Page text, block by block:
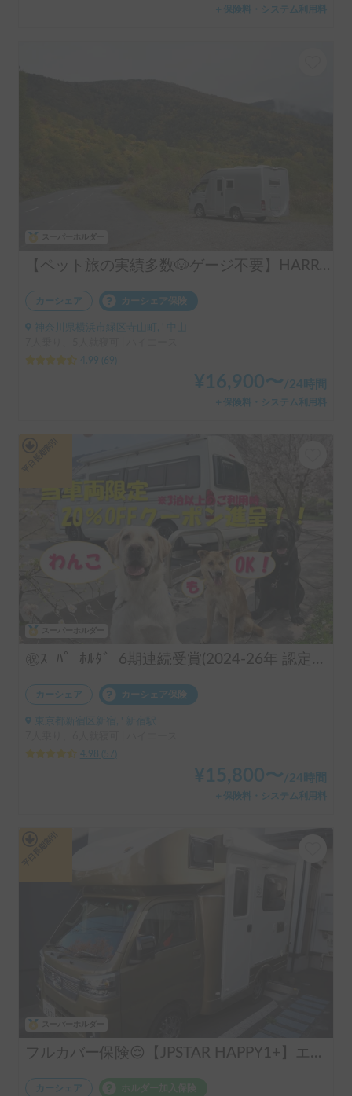
＋保険料・システム利用料
【ペット旅の実績多数🐶ゲージ不要】HARRY’s キャンピングカー 🐾 ｜ポタ電・バーベキューセット無料貸し出し🚐
カーシェア カーシェア保険
神奈川県横浜市緑区寺山町, ' 中山
4.99
69
¥ 16,900〜/24時間
＋保険料・システム利用料
㊗️ｽｰﾊﾟｰﾎﾙﾀﾞｰ6期連続受賞(2024-26年 認定実績)👑 長期のご利用実績多数♨️🐕♨️わんちゃん🆗🙆✨FFヒーターで夜はぽかぽか☕️直前予約も可能(要相談下さい)⏰全面網戸で犬も人も快適👍ファミリーも喜んで頂けます😃〈ポータブルクーラー・大容量ポータブルバッテリー・電子レンジ・天井換気ファン・冷蔵庫・サブバッテリー2機・外部電源〉 断熱車体&アクリル二重＋網戸とシェード付の断熱窓！花火大会＆野外音楽フェスにも！ロードバイク2台楽々積んで車中泊OK❣️トランポ的な使い方も出来ます！ ハイエース サーフィン 憧れのキャンピングカーで！ 白馬 野沢温泉 蔵王 八方尾根 妙高 スキー スノボ
カーシェア カーシェア保険
東京都新宿区新宿, ' 新宿駅
4.98
57
¥ 15,800〜/24時間
＋保険料・システム利用料
フルカバー保険😌【JPSTAR HAPPY1+】エアコン完備！ペット歓迎🐾配車先多数🐾《西東京キャンピングカーレンタル》
カーシェア